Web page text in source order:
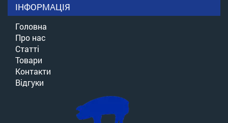
ІНФОРМАЦІЯ
Головна
Про нас
Статті
Товари
Контакти
Відгуки